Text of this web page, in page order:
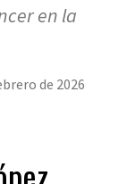
en la
de 2026